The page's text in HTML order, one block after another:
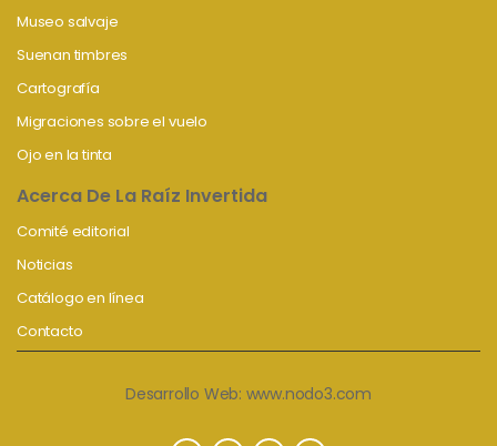
Museo salvaje
Suenan timbres
Cartografía
Migraciones sobre el vuelo
Ojo en la tinta
Acerca De La Raíz Invertida
Comité editorial
Noticias
Catálogo en línea
Contacto
Desarrollo Web: www.nodo3.com